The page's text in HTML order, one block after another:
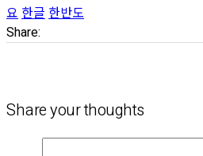
요한글한반도
Share:
Share your thoughts